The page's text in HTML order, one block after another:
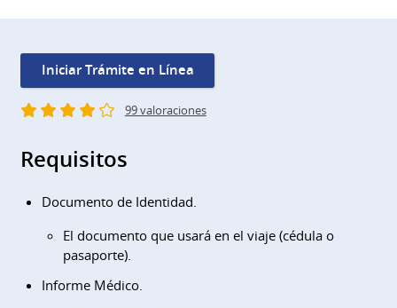
Iniciar Trámite en Línea
99 valoraciones
Requisitos
Documento de Identidad.
El documento que usará en el viaje (cédula o
pasaporte).
Informe Médico.